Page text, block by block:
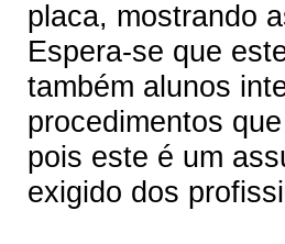
placa, mostrando
Espera-se que
também alunos
procedimentos
pois este é um
exigido dos